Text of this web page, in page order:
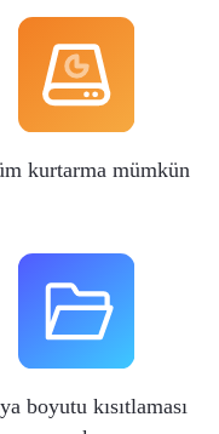
kurtarma mümkün
boyutu kısıtlaması